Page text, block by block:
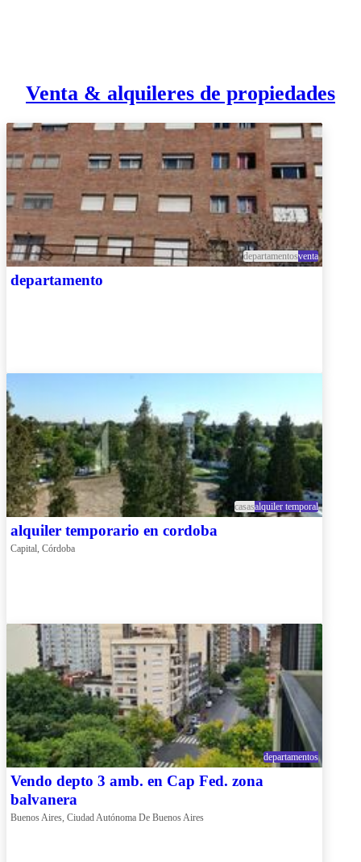
Venta & alquileres de propiedades
departamentosventa
departamento
casasalquiler temporal
alquiler temporario en cordoba
Capital, Córdoba
departamentos
Vendo depto 3 amb. en Cap Fed. zona
balvanera
Buenos Aires, Ciudad Autónoma De Buenos Aires